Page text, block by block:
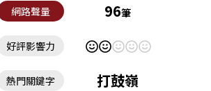
網路聲量 96筆
好評影響力
熱門關鍵字 打鼓嶺